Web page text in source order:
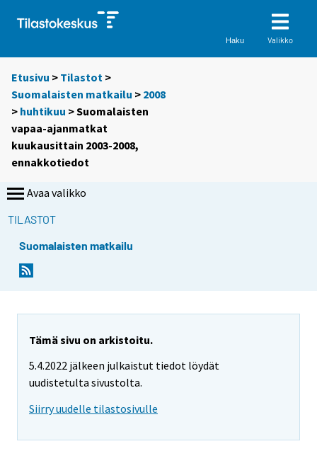
Haku Valikko
Etusivu > Tilastot >
Suomalaisten matkailu > 2008
> huhtikuu > Suomalaisten
vapaa-ajanmatkat
kuukausittain 2003-2008,
ennakkotiedot
Avaa valikko
TILASTOT
Suomalaisten matkailu
Tämä sivu on arkistoitu.
5.4.2022 jälkeen julkaistut tiedot löydät
uudistetulta sivustolta.
Siirry uudelle tilastosivulle